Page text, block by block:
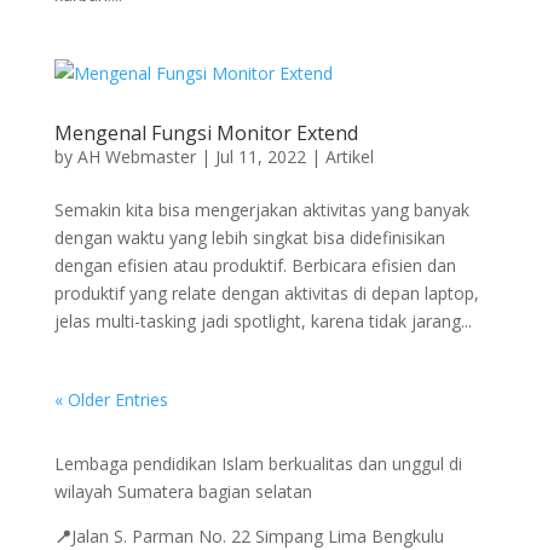
Mengenal Fungsi Monitor Extend
by AH Webmaster| Jul 11, 2022| Artikel
Semakin kita bisa mengerjakan aktivitas yang banyak
dengan waktu yang lebih singkat bisa didefinisikan
dengan efisien atau produktif. Berbicara efisien dan
produktif yang relate dengan aktivitas di depan laptop,
jelas multi-tasking jadi spotlight, karena tidak jarang...
« Older Entries
Lembaga pendidikan Islam berkualitas dan unggul di
wilayah Sumatera bagian selatan
📍Jalan S. Parman No. 22 Simpang Lima Bengkulu